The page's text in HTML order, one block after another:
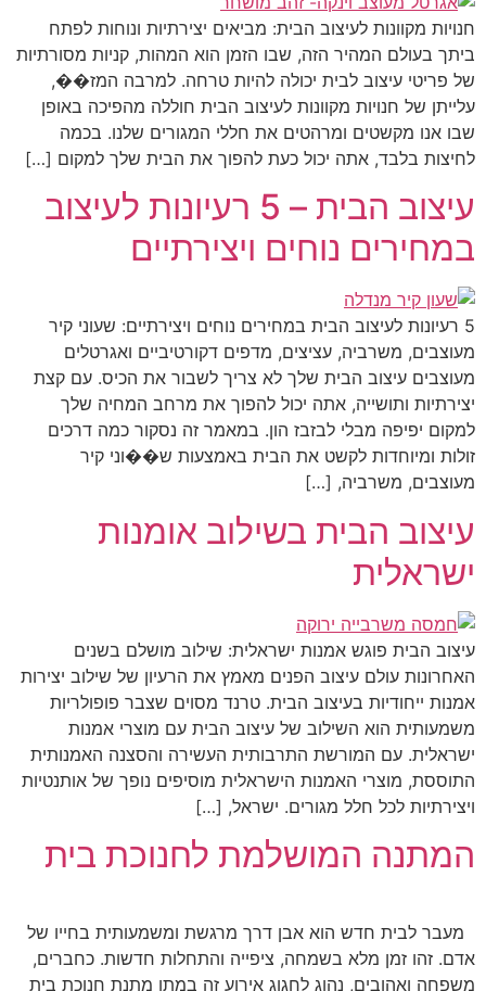
חנויות מקוונות לעיצוב הבית: מביאים יצירתיות ונוחות לפתח
ביתך בעולם המהיר הזה, שבו הזמן הוא המהות, קניות מסורתיות
של פריטי עיצוב לבית יכולה להיות טרחה. למרבה המז��,
עלייתן של חנויות מקוונות לעיצוב הבית חוללה מהפיכה באופן
שבו אנו מקשטים ומרהטים את חללי המגורים שלנו. בכמה
לחיצות בלבד, אתה יכול כעת להפוך את הבית שלך למקום […]
עיצוב הבית – 5 רעיונות לעיצוב
במחירים נוחים ויצירתיים
5 רעיונות לעיצוב הבית במחירים נוחים ויצירתיים: שעוני קיר
מעוצבים, משרביה, עציצים, מדפים דקורטיביים ואגרטלים
מעוצבים עיצוב הבית שלך לא צריך לשבור את הכיס. עם קצת
יצירתיות ותושייה, אתה יכול להפוך את מרחב המחיה שלך
למקום יפיפה מבלי לבזבז הון. במאמר זה נסקור כמה דרכים
זולות ומיוחדות לקשט את הבית באמצעות ש��וני קיר
מעוצבים, משרביה, […]
עיצוב הבית בשילוב אומנות
ישראלית
עיצוב הבית פוגש אמנות ישראלית: שילוב מושלם בשנים
האחרונות עולם עיצוב הפנים מאמץ את הרעיון של שילוב יצירות
אמנות ייחודיות בעיצוב הבית. טרנד מסוים שצבר פופולריות
משמעותית הוא השילוב של עיצוב הבית עם מוצרי אמנות
ישראלית. עם המורשת התרבותית העשירה והסצנה האמנותית
התוססת, מוצרי האמנות הישראלית מוסיפים נופך של אותנטיות
ויצירתיות לכל חלל מגורים. ישראל, […]
המתנה המושלמת לחנוכת בית
מעבר לבית חדש הוא אבן דרך מרגשת ומשמעותית בחייו של
אדם. זהו זמן מלא בשמחה, ציפייה והתחלות חדשות. כחברים,
משפחה ואהובים, נהוג לחגוג אירוע זה במתן מתנת חנוכת בית